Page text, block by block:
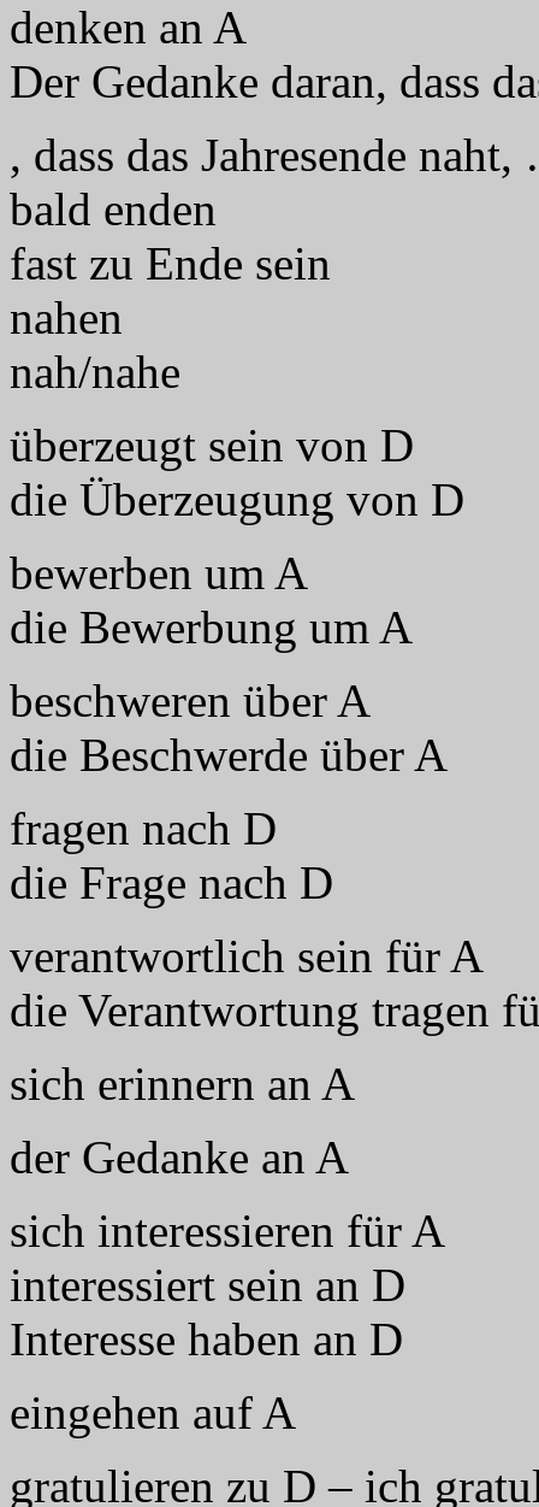
denken an A
Der Gedanke daran, dass
, dass das Jahresende
bald enden
fast zu Ende sein
nahen
nah/nahe
überzeugt sein von D
die Überzeugung von D
bewerben um A
die Bewerbung um A
beschweren über A
die Beschwerde über A
fragen nach D
die Frage nach D
verantwortlich sein für A
die Verantwortung tragen
sich erinnern an A
der Gedanke an A
sich interessieren für A
interessiert sein an D
Interesse haben an D
eingehen auf A
gratulieren zu D – ich